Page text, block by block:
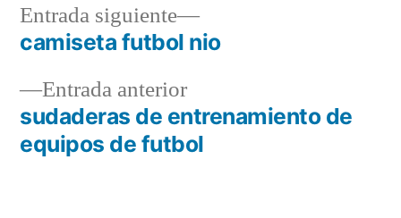
Navegación
de
entradas
Entrada anteriorEntrada
anterior:
sudaderas de entrenamiento de
equipos de futbol
Entrada siguiente
Entrada
siguiente:
camiseta futbol nio